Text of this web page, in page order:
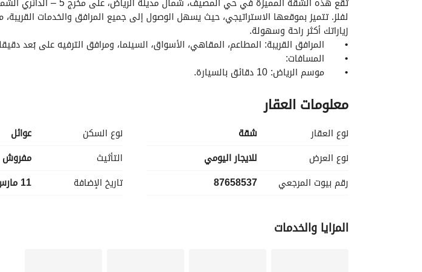
زياراتك أكثر راحة وسهولة.
•	المرافق القريبة: المطاعم، المقاهي، الأسواق، السينما، ومرافق الترفيه على بُعد دقيقة واحدة مشيًا.
•	المسافات:
•	موسم الرياض: 10 دقائق بالسيارة.
نتمنى لك إقامة ممتعة ومميزة!
معلومات العقار
نوع العقار
شقة
نوع العرض
للايجار اليومي
رقم بيوت المرجعي
87658537
نوع السكن
عوائل
التأثيث
مفروش
تاريخ الإضافة
11 مارس 2026
المزايا والخدمات